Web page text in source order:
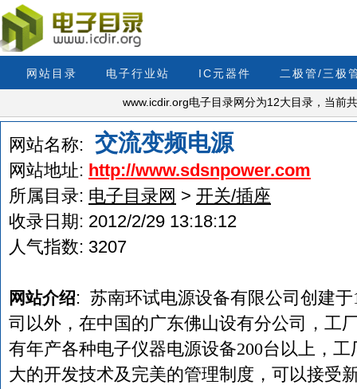
网站目录 电子行业站 IC元器件 二极管/三极
www.icdir.org电子目录网分为12大目录，当前
网站名称: 交流变频电源
网站地址: http://www.sdsnpower.com
所属目录: 电子目录网 > 开关/插座
收录日期: 2012/2/29 13:18:12
人气指数: 3207
网站介绍: 苏南环试电源设备有限公司创建
司以外，在中国的广东佛山设有分公司，工
有年产各种电子仪器电源设备200台以上，
大的开发技术及完美的管理制度，可以接受